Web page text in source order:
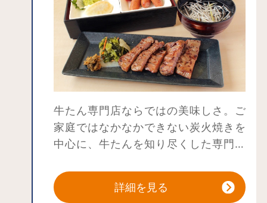
牛たん専門店ならではの美味しさ。ご
家庭ではなかなかできない炭火焼きを
中心に、牛たんを知り尽くした専門店
ます。
詳細を見る